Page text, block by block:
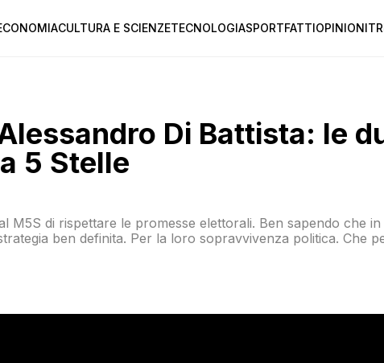
CULTURA E SCIENZETECNOLOGIASPORTFATTIOPINIONI
Di Battista: le
5 Stelle
M5S di rispettare le promesse elettorali. Ben sapendo che
ben definita. Per la loro sopravvivenza politica. Che